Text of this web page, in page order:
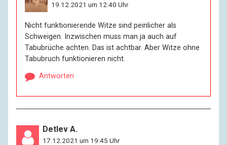
19.12.2021 um 12:40 Uhr
Nicht funktionierende Witze sind peinlicher als
Schweigen. Inzwischen muss man ja auch auf
Tabubrüche achten. Das ist achtbar. Aber Witze ohne
Tabubruch funktionieren nicht.
Antworten
Detlev A.
17.12.2021 um 19:45 Uhr